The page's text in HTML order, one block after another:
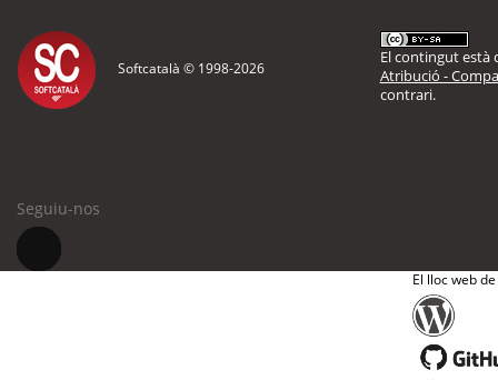
Softcatalà © 1998-2026
El contingut està
Atribució -
contrari.
Seguiu-nos
El lloc web